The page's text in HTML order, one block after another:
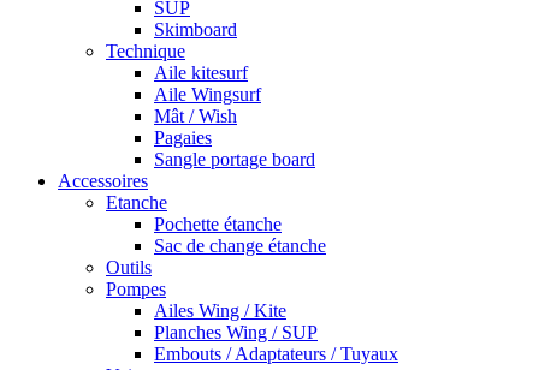
SUP
Skimboard
Technique
Aile kitesurf
Aile Wingsurf
Mât / Wish
Pagaies
Sangle portage board
Accessoires
Etanche
Pochette étanche
Sac de change étanche
Outils
Pompes
Ailes Wing / Kite
Planches Wing / SUP
Embouts / Adaptateurs / Tuyaux